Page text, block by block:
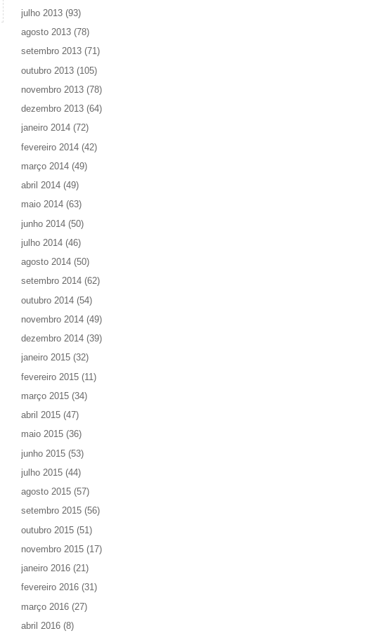
julho 2013 (93)
agosto 2013 (78)
setembro 2013 (71)
outubro 2013 (105)
novembro 2013 (78)
dezembro 2013 (64)
janeiro 2014 (72)
fevereiro 2014 (42)
março 2014 (49)
abril 2014 (49)
maio 2014 (63)
junho 2014 (50)
julho 2014 (46)
agosto 2014 (50)
setembro 2014 (62)
outubro 2014 (54)
novembro 2014 (49)
dezembro 2014 (39)
janeiro 2015 (32)
fevereiro 2015 (11)
março 2015 (34)
abril 2015 (47)
maio 2015 (36)
junho 2015 (53)
julho 2015 (44)
agosto 2015 (57)
setembro 2015 (56)
outubro 2015 (51)
novembro 2015 (17)
janeiro 2016 (21)
fevereiro 2016 (31)
março 2016 (27)
abril 2016 (8)